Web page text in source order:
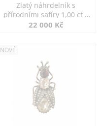
Zlatý náhrdelník s
přírodními safíry 1,00 ct a
diamanty
22 000 Kč
NOVÉ